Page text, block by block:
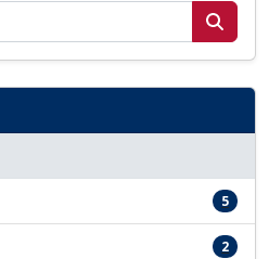
5
2